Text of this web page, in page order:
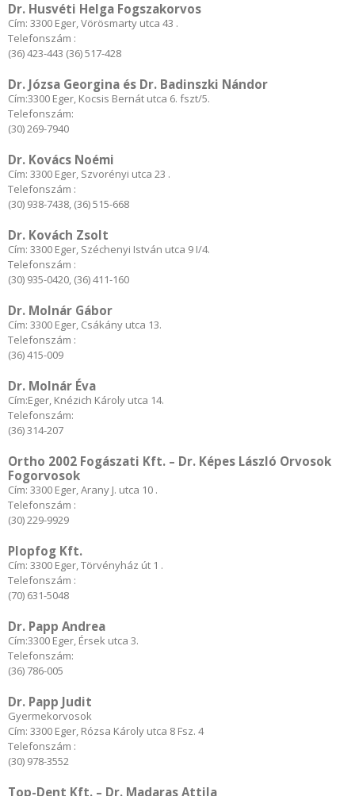
Dr. Husvéti Helga Fogszakorvos
Cím: 3300 Eger, Vörösmarty utca 43 .
Telefonszám :
(36) 423-443 (36) 517-428
Dr. Józsa Georgina és Dr. Badinszki Nándor
Cím:3300 Eger, Kocsis Bernát utca 6. fszt/5.
Telefonszám:
(30) 269-7940
Dr. Kovács Noémi
Cím: 3300 Eger, Szvorényi utca 23 .
Telefonszám :
(30) 938-7438, (36) 515-668
Dr. Kovách Zsolt
Cím: 3300 Eger, Széchenyi István utca 9 I/4.
Telefonszám :
(30) 935-0420, (36) 411-160
Dr. Molnár Gábor
Cím: 3300 Eger, Csákány utca 13.
Telefonszám :
(36) 415-009
Dr. Molnár Éva
Cím:Eger, Knézich Károly utca 14.
Telefonszám:
(36) 314-207
Ortho 2002 Fogászati Kft. – Dr. Képes László Orvosok
Fogorvosok
Cím: 3300 Eger, Arany J. utca 10 .
Telefonszám :
(30) 229-9929
Plopfog Kft.
Cím: 3300 Eger, Törvényház út 1 .
Telefonszám :
(70) 631-5048
Dr. Papp Andrea
Cím:3300 Eger, Érsek utca 3.
Telefonszám:
(36) 786-005
Dr. Papp Judit
Gyermekorvosok
Cím: 3300 Eger, Rózsa Károly utca 8 Fsz. 4
Telefonszám :
(30) 978-3552
Top-Dent Kft. – Dr. Madaras Attila